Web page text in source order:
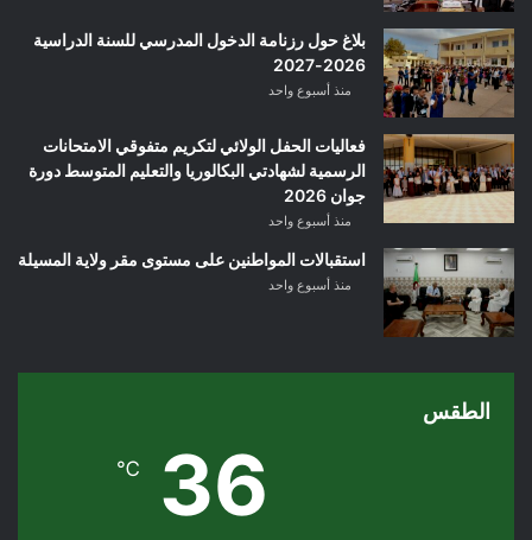
بلاغ حول رزنامة الدخول المدرسي للسنة الدراسية
2026-2027
منذ أسبوع واحد
فعاليات الحفل الولائي لتكريم متفوقي الامتحانات
الرسمية لشهادتي البكالوريا والتعليم المتوسط دورة
جوان 2026
منذ أسبوع واحد
استقبالات المواطنين على مستوى مقر ولاية المسيلة
منذ أسبوع واحد
الطقس
36
℃